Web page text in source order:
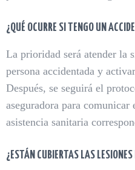
¿QUÉ OCURRE SI TENGO UN
La prioridad será atender la
persona accidentada y
Después, se seguirá el
aseguradora para
asistencia sanitaria
¿ESTÁN CUBIERTAS LAS LESIONES